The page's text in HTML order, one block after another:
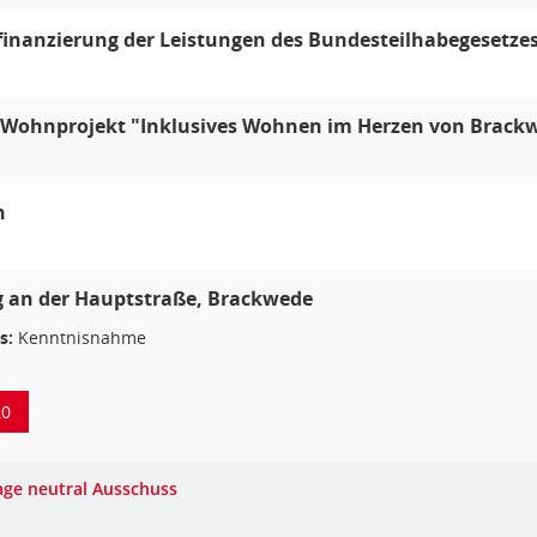
der Leistungen des
"Inklusives Wohnen im Herzen von
an der Hauptstraße, Brackwede
Kenntnisnahme
neutral Ausschuss